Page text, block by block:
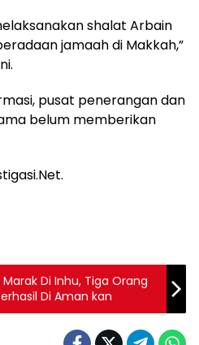
shalat Arbain
jamaah di Makkah,”
pusat penerangan dan
belum memberikan
Di Inhu, Tiga Orang
Di Aman kan